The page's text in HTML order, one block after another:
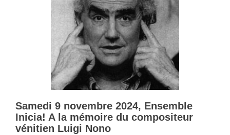
Samedi 9 novembre 2024, Ensemble
Inicia! A la mémoire du compositeur
vénitien Luigi Nono